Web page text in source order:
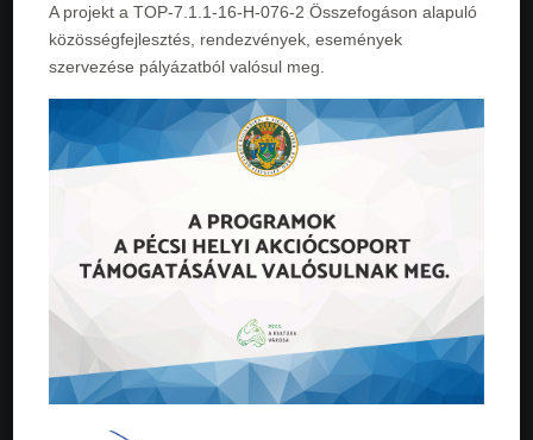
A projekt a TOP-7.1.1-16-H-076-2 Összefogáson alapuló
közösségfejlesztés, rendezvények, események
szervezése pályázatból valósul meg.